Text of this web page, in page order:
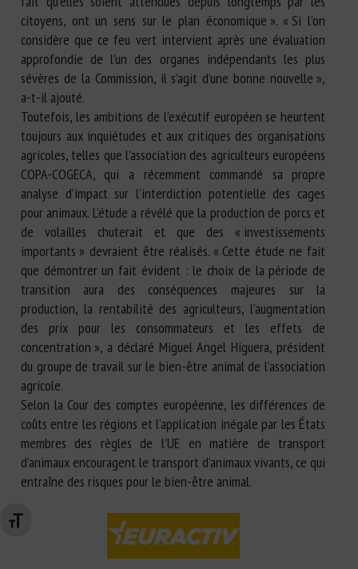
Changer la taille de la police
citoyens, ont un sens sur le plan économique ». « Si l’on
considère que ce feu vert intervient après une évaluation
approfondie de l’un des organes indépendants les plus
sévères de la Commission, il s’agit d’une bonne nouvelle »,
a-t-il ajouté.
Toutefois, les ambitions de l’exécutif européen se heurtent
toujours aux inquiétudes et aux critiques des organisations
agricoles, telles que l’association des agriculteurs européens
COPA-COGECA, qui a récemment commandé sa propre
analyse d’impact sur l’interdiction potentielle des cages
pour animaux. L’étude a révélé que la production de porcs et
de volailles chuterait et que des « investissements
importants » devraient être réalisés. « Cette étude ne fait
que démontrer un fait évident : le choix de la période de
transition aura des conséquences majeures sur la
production, la rentabilité des agriculteurs, l’augmentation
des prix pour les consommateurs et les effets de
concentration », a déclaré Miguel Angel Higuera, président
du groupe de travail sur le bien-être animal de l’association
agricole.
Selon la Cour des comptes européenne, les différences de
coûts entre les régions et l’application inégale par les États
membres des règles de l’UE en matière de transport
d’animaux encouragent le transport d’animaux vivants, ce qui
entraîne des risques pour le bien-être animal.